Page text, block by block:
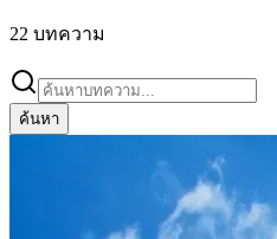
22 บทความ
ค้นหา